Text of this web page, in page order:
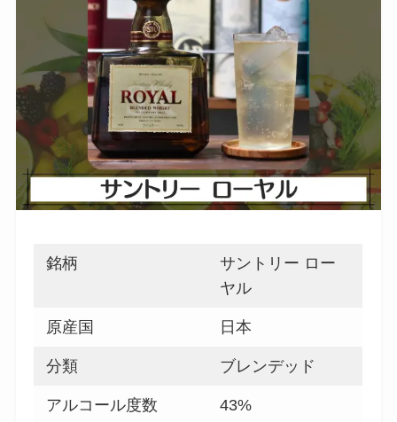
銘柄
サントリー ロー
ヤル
原産国 日本
分類 ブレンデッド
アルコール度数 43%